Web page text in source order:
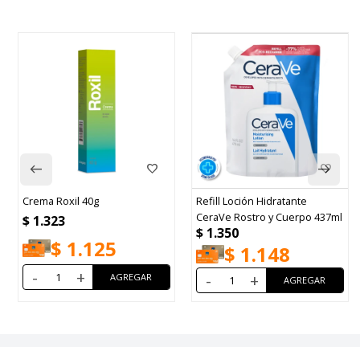
Refill Loción Hidratante
CeraVe Rostro y Cuerpo 437ml
$1.148
+
Cetaphil Loción
$1.449
$1.232
+